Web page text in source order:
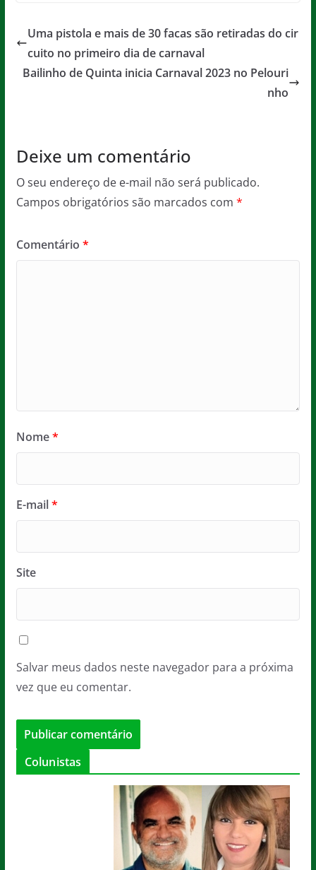
e
b
o
er l s
A
p
a
g
e
Uma pistola e mais de 30 facas são retiradas do cir
cuito no primeiro dia de carnaval
Bailinho de Quinta inicia Carnaval 2023 no Pelouri
nho
Deixe um comentário
O seu endereço de e-mail não será publicado.
Campos obrigatórios são marcados com *
Comentário *
Nome*
E-mail*
Site
Salvar meus dados neste navegador para a próxima
vez que eu comentar.
Colunistas